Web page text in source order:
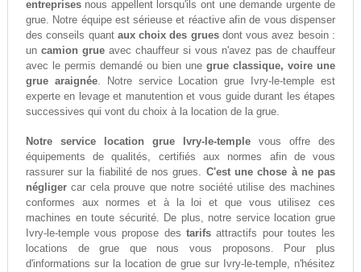
entreprisesnous appellent lorsqu'ils ont une demande urgente de
grue. Notre équipe est sérieuse et réactive afin de vous dispenser
des conseils quant aux choix des gruesdont vous avez besoin :
un camion grueavec chauffeur si vous n'avez pas de chauffeur
avec le permis demandé ou bien unegrue classique, voire une
grue araignée. Notre service Location grue Ivry-le-temple est
experte en levage et manutention et vous guide durant les étapes
successives qui vont du choix à la location de la grue.
Notre service location grue Ivry-le-temple vous offre des
équipements de qualités, certifiés aux normes afin de vous
rassurer sur la fiabilité de nos grues. C'est une chose à ne pas
négligercar cela prouve que notre société utilise des machines
conformes aux normes et à la loi et que vous utilisez ces
machines en toute sécurité. De plus, notre service location grue
Ivry-le-temple vous propose des tarifs attractifs pour toutes les
locations de grue que nous vous proposons. Pour plus
d'informations sur la location de grue sur Ivry-le-temple, n'hésitez